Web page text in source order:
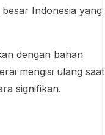
Indonesia yang
dengan bahan
mengisi ulang saat
signifikan.